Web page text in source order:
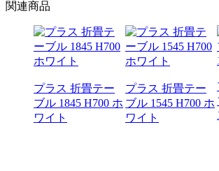
関連商品
プラス 折畳テー
ブル 1845 H700 ホ
ワイト
プラス 折畳テー
ブル 1545 H700 ホ
ワイト